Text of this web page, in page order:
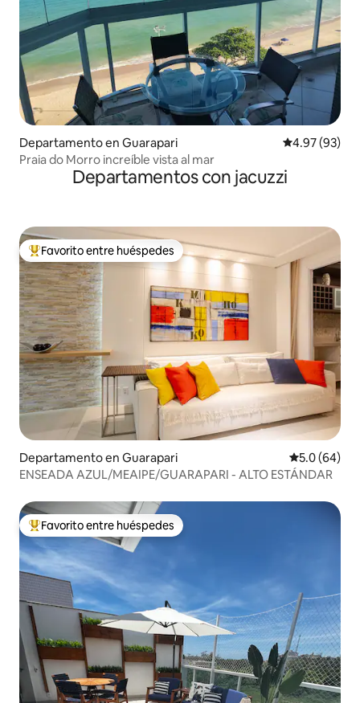
Departamento en Guarapari Calificación
4.97 (93)
Praia do Morro increíble vista al mar
Departamentos con jacuzzi
De los mejores en Favorito entre huéspedes
Favorito entre huéspedes
Departamento en Guarapari Calificación
5.0 (64)
ENSEADA AZUL/MEAIPE/GUARAPARI - ALTO ESTÁNDAR
De los mejores en Favorito entre huéspedes
Favorito entre huéspedes